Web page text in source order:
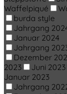
Waffelpiqué
burda style
Jahrgang
Januar 2024
Jahrgang
Dezember
2023
Juni 2023
Januar 2023
Jahrgang